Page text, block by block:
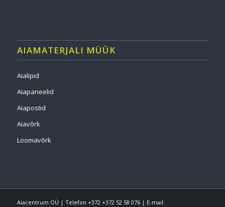
AIAMATERJALI MÜÜK
Aialipid
Aiapaneelid
Aiapostid
Aiavõrk
Loomavõrk
Aiacentrum OÜ | Telefon +372 +372 52 58 076 | E-mail: